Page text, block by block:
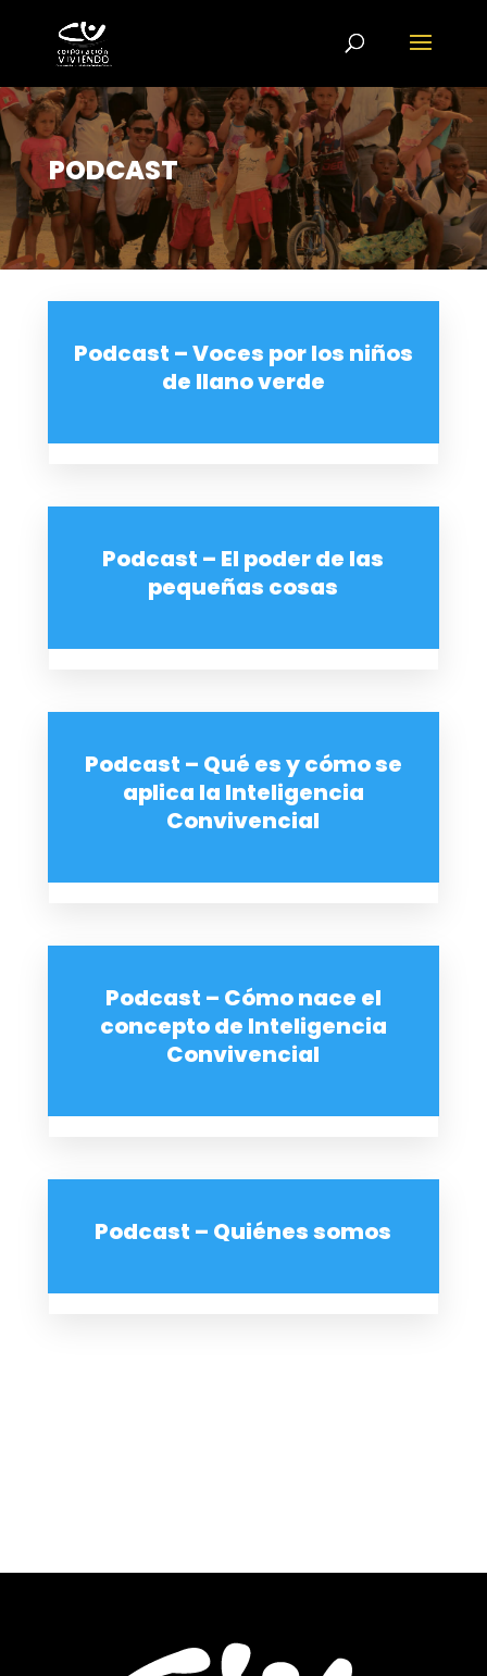
PODCAST
Podcast – Voces por los niños
de llano verde
Podcast – El poder de las
pequeñas cosas
Podcast – Qué es y cómo se
aplica la Inteligencia
Convivencial
Podcast – Cómo nace el
concepto de Inteligencia
Convivencial
Podcast – Quiénes somos